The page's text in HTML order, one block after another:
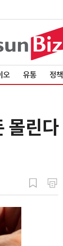
오 유통 정책
몰린다